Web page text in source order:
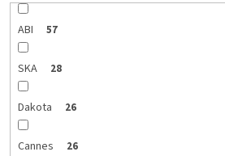
ABI 57
SKA 28
Dakota 26
Cannes 26